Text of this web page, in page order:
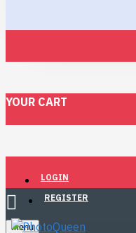
YOUR CART
LOGIN
REGISTER
Menu